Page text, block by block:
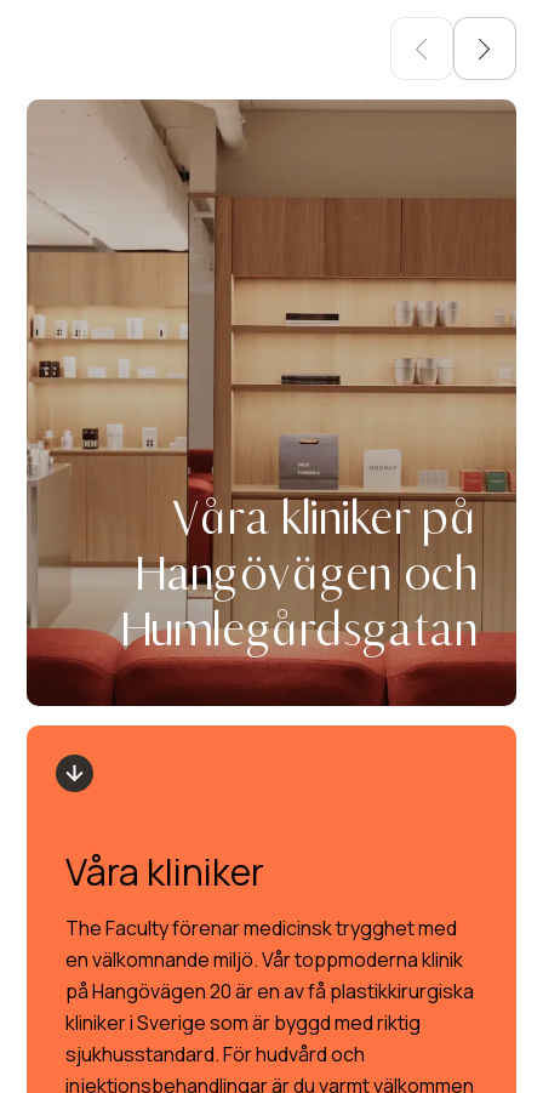
Våra kliniker på
Hangövägen och
Humlegårdsgatan
Våra kliniker
The Faculty förenar medicinsk trygghet med
en välkomnande miljö. Vår toppmoderna klinik
på Hangövägen 20 är en av få plastikkirurgiska
kliniker i Sverige som är byggd med riktig
sjukhusstandard. För hudvård och
injektionsbehandlingar är du varmt välkommen